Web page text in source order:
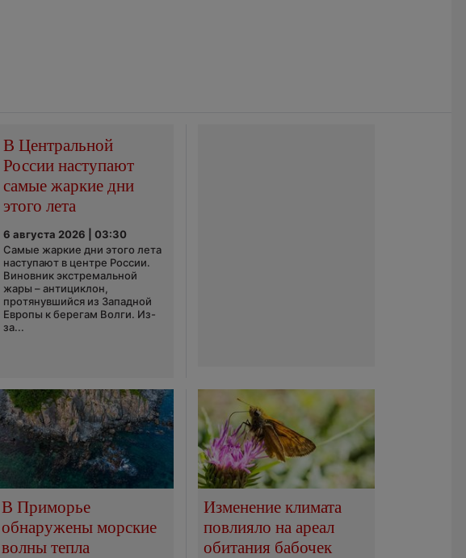
В Центральной
России наступают
самые жаркие дни
этого лета
6 августа 2026 | 03:30
Самые жаркие дни этого лета
наступают в центре России.
Виновник экстремальной
жары – антициклон,
протянувшийся из Западной
Европы к берегам Волги. Из-
за...
В Приморье
обнаружены морские
волны тепла
Изменение климата
повлияло на ареал
обитания бабочек